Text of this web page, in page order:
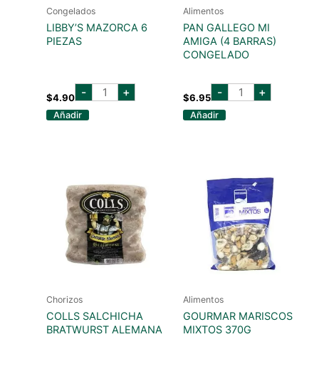
Congelados
LIBBY’S MAZORCA 6
PIEZAS
$4.90 - LIBBY'S
MAZORCA
+
Añadir
Alimentos
PAN GALLEGO MI
AMIGA (4 BARRAS)
CONGELADO
$6.95 - PAN
GALLEGO
+
Añadir
Chorizos
COLLS SALCHICHA
BRATWURST ALEMANA
Alimentos
GOURMAR MARISCOS
MIXTOS 370G